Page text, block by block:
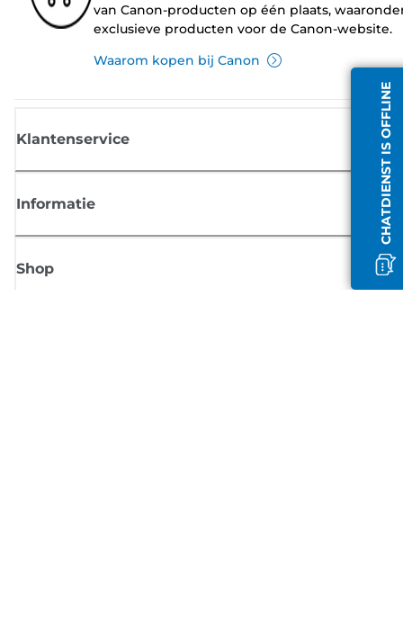
CHATDIENST IS OFFLINE
van Canon-producten op één plaats,
exclusieve producten voor de Canon-website.
Waarom kopen bij Canon
Klantenservice
Informatie
Shop